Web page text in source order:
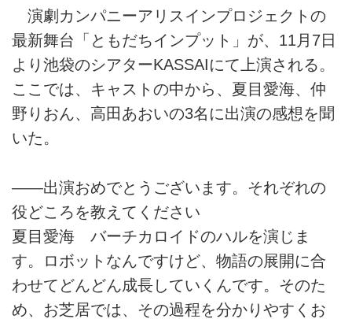
演劇カンパニーアリスインプロジェクトの
最新舞台「ともだちインプット」が、11月7日
より池袋のシアターKASSAIにて上演される。
ここでは、キャストの中から、夏目愛海、仲
野りおん、高田あおいの3名に出演の感想を聞
いた。
――出演おめでとうございます。それぞれの
役どころを教えてください
夏目愛海 バーチカロイドのハルを演じま
す。ロボットなんですけど、物語の展開に合
わせてどんどん成長していくんです。そのた
め、お芝居では、その過程を分かりやすくお